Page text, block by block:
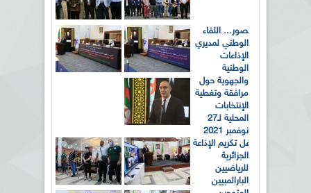
بالصور... اللقاء
الوطني لمديري
الإذاعات
الوطنية
والجهوية حول
مرافقة وتغطية
الإنتخابات
المحلية لـ27
نوفمبر 2021
حفل تكريم الإذاعة
الجزائرية
للرياضيين
البارالمبيين